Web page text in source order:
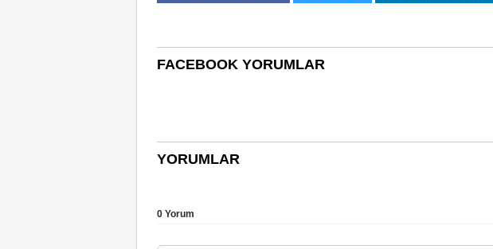
FACEBOOK YORUMLAR
YORUMLAR
0 Yorum